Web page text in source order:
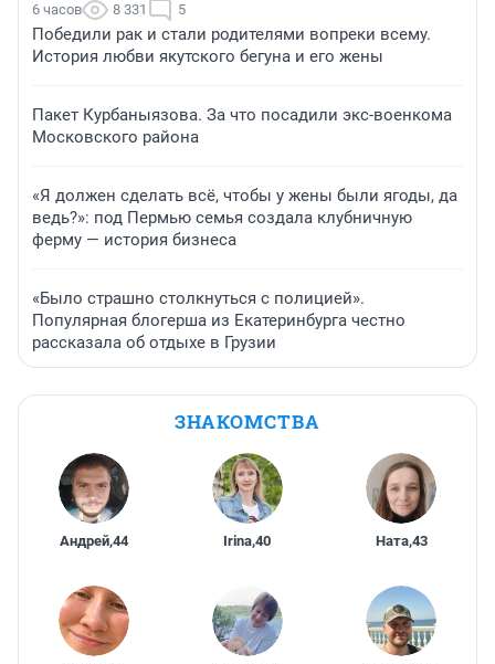
6 часов 8 331 5
Победили рак и стали родителями вопреки всему.
История любви якутского бегуна и его жены
Пакет Курбаныязова. За что посадили экс-военкома
Московского района
«Я должен сделать всё, чтобы у жены были ягоды, да
ведь?»: под Пермью семья создала клубничную
ферму — история бизнеса
«Было страшно столкнуться с полицией».
Популярная блогерша из Екатеринбурга честно
рассказала об отдыхе в Грузии
ЗНАКОМСТВА
Андрей,44 Irina,40 Ната,43